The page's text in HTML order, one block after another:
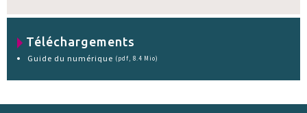
Téléchargements
Guide du numérique (pdf, 8.4 Mio)